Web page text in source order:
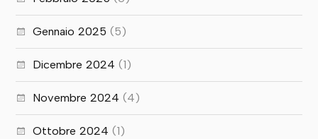
Gennaio 2025 (5)
Dicembre 2024 (1)
Novembre 2024 (4)
Ottobre 2024 (1)